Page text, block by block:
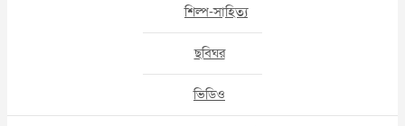
শিল্প-সাহিত্য
ছবিঘর
ভিডিও